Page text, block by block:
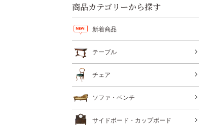
商品カテゴリーから探す
新着商品
テーブル
チェア
ソファ・ベンチ
サイドボード・カップボード